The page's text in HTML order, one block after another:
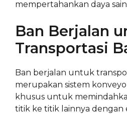
mempertahankan daya
Ban Berjalan
Transportasi
Ban berjalan untuk
merupakan sistem
khusus untuk
titik ke titik lainnya dengan